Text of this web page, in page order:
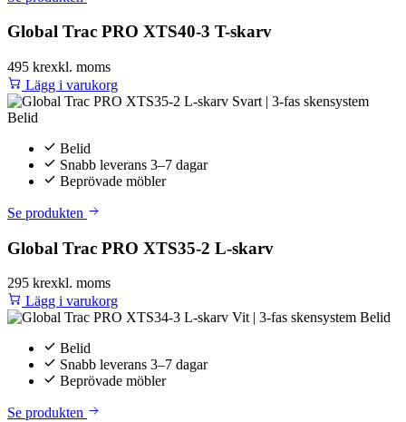
Global Trac PRO XTS40-3 T-skarv
495 krexkl. moms
Lägg i varukorg
Belid
Snabb leverans 3–7 dagar
Beprövade möbler
Se produkten
Global Trac PRO XTS35-2 L-skarv
295 krexkl. moms
Lägg i varukorg
Belid
Snabb leverans 3–7 dagar
Beprövade möbler
Se produkten